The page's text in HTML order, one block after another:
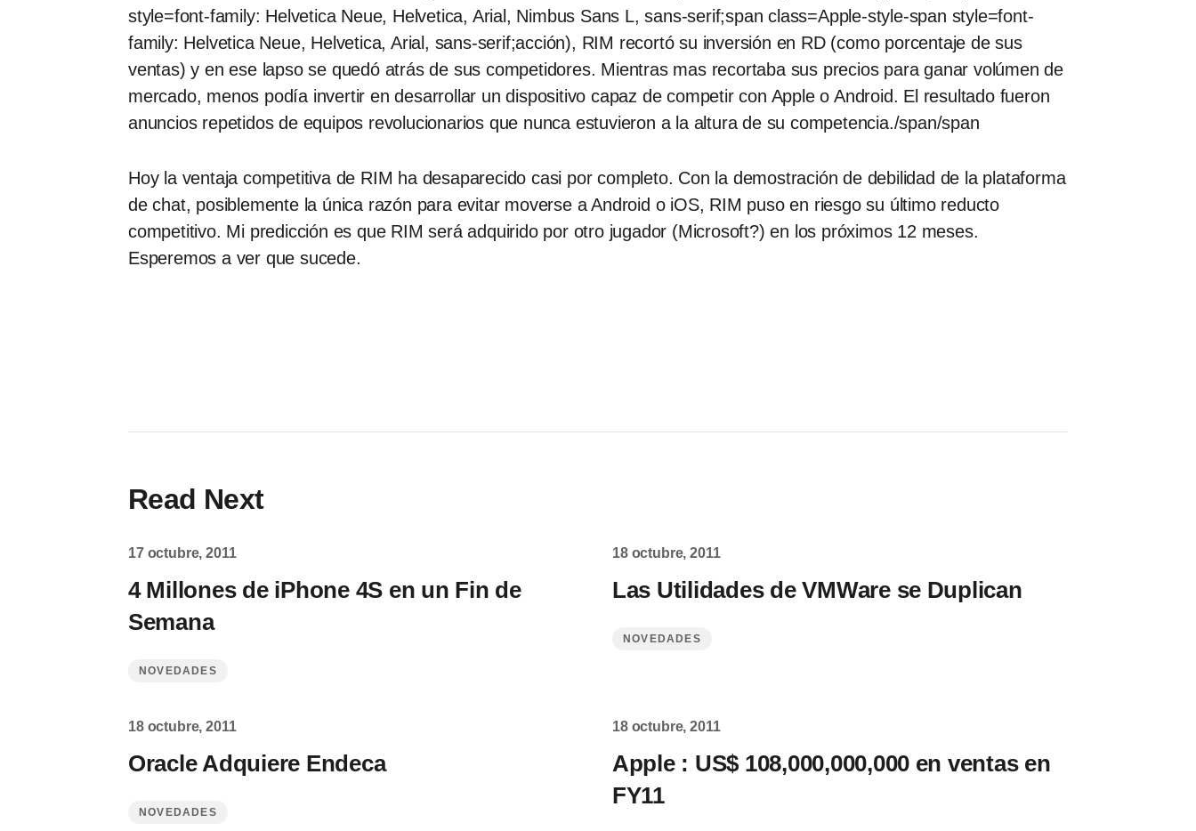
style=font-family: Helvetica Neue, Helvetica, Arial, Nimbus Sans L, sans-serif;span class=Apple-style-span style=font-
family: Helvetica Neue, Helvetica, Arial, sans-serif;acción), RIM recortó su inversión en RD (como porcentaje de sus
ventas) y en ese lapso se quedó atrás de sus competidores. Mientras mas recortaba sus precios para ganar volúmen de
mercado, menos podía invertir en desarrollar un dispositivo capaz de competir con Apple o Android. El resultado fueron
anuncios repetidos de equipos revolucionarios que nunca estuvieron a la altura de su competencia./span/span
Hoy la ventaja competitiva de RIM ha desaparecido casi por completo. Con la demostración de debilidad de la plataforma
de chat, posiblemente la única razón para evitar moverse a Android o iOS, RIM puso en riesgo su último reducto
competitivo. Mi predicción es que RIM será adquirido por otro jugador (Microsoft?) en los próximos 12 meses.
Esperemos a ver que sucede.
Read Next
17 octubre, 2011
4 Millones de iPhone 4S en un Fin de
Semana
NOVEDADES
18 octubre, 2011
Las Utilidades de VMWare se Duplican
NOVEDADES
18 octubre, 2011
Oracle Adquiere Endeca
NOVEDADES
18 octubre, 2011
Apple : US$ 108,000,000,000 en ventas en
FY11